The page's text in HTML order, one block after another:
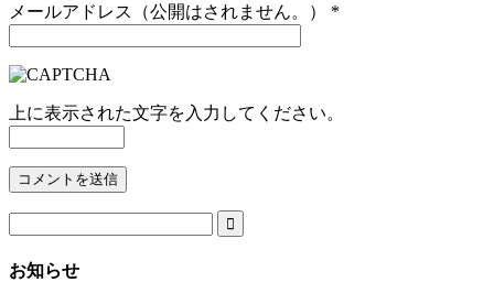
メールアドレス（公開はされません。） *
上に表示された文字を入力してください。

お知らせ